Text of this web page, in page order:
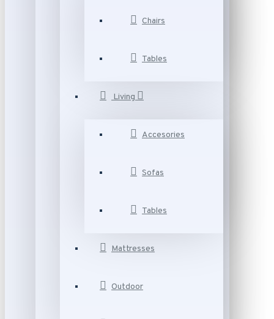
Chairs
Tables
Living
Accesories
Sofas
Tables
Mattresses
Outdoor